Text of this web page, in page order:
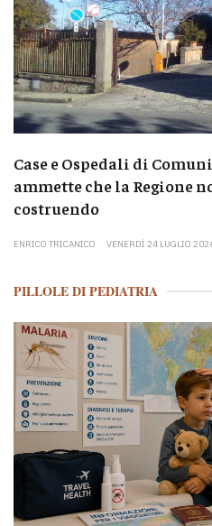
Case e Ospedali di
ammette che la Regione
costruendo
ENRICO TRICANICO VENERDÌ 24 LUGLIO
PILLOLE DI PEDIATRIA